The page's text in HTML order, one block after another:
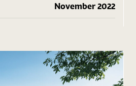
November 2022